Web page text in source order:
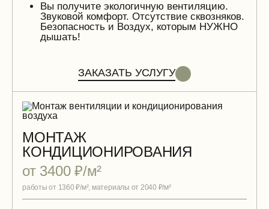
Вы получите экологичную вентиляцию.
Звуковой комфорт. Отсутствие сквозняков.
Безопасность и Воздух, которым НУЖНО
дышать!
ЗАКАЗАТЬ УСЛУГУ
МОНТАЖ
КОНДИЦИОНИРОВАНИЯ
от 3400 ₽/м²
работы от 1360 ₽/м², материалы от 2040 ₽/м²